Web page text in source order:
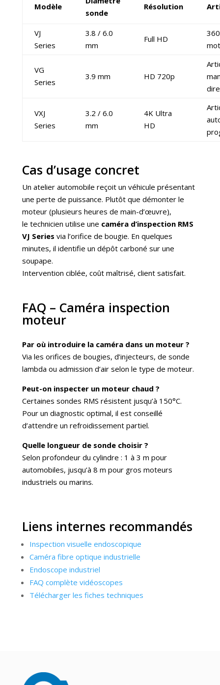
Modèle
sonde
Résolution
VJ
Series
3.8 / 6.0
mm
Full HD
VG
Series
3.9 mm HD 720p
VXJ
Series
3.2 / 6.0
mm
4K Ultra
HD
Cas d’usage concret
Un atelier automobile reçoit un véhicule présentant
une perte de puissance. Plutôt que démonter le
moteur (plusieurs heures de main-d’œuvre),
le technicien utilise une caméra d’inspection RMS
VJ Series via l’orifice de bougie. En quelques
minutes, il identifie un dépôt carboné sur une
soupape.
Intervention ciblée, coût maîtrisé, client satisfait.
FAQ – Caméra inspection
moteur
Par où introduire la caméra dans un moteur ?
Via les orifices de bougies, d’injecteurs, de sonde
lambda ou admission d’air selon le type de moteur.
Peut-on inspecter un moteur chaud ?
Certaines sondes RMS résistent jusqu’à 150°C.
Pour un diagnostic optimal, il est conseillé
d’attendre un refroidissement partiel.
Quelle longueur de sonde choisir ?
Selon profondeur du cylindre : 1 à 3 m pour
automobiles, jusqu’à 8 m pour gros moteurs
industriels ou marins.
Liens internes recommandés
Inspection visuelle endoscopique
Caméra fibre optique industrielle
Endoscope industriel
FAQ complète vidéoscopes
Télécharger les fiches techniques